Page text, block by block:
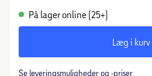
På lager online (25+)
Læg i kurv
Se leveringsmuligheder og -priser